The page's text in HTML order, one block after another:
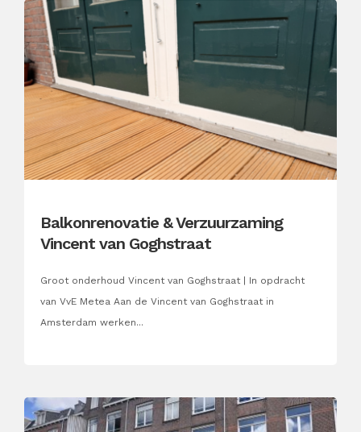
Balkonrenovatie & Verzuurzaming
Vincent van Goghstraat
Groot onderhoud Vincent van Goghstraat | In opdracht
van VvE Metea Aan de Vincent van Goghstraat in
Amsterdam werken...